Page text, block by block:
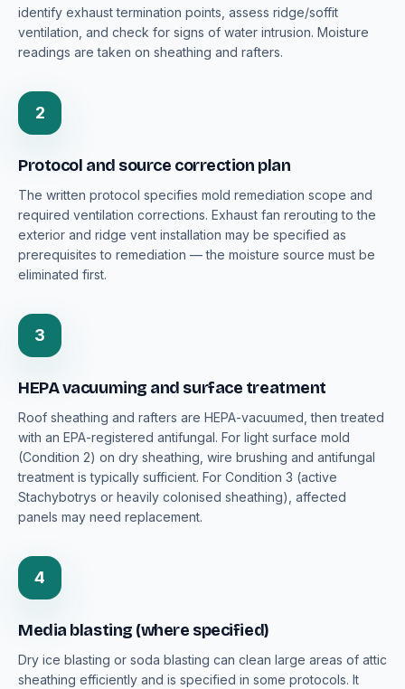
identify exhaust termination points, assess ridge/soffit
ventilation, and check for signs of water intrusion. Moisture
readings are taken on sheathing and rafters.
2
Protocol and source correction plan
The written protocol specifies mold remediation scope and
required ventilation corrections. Exhaust fan rerouting to the
exterior and ridge vent installation may be specified as
prerequisites to remediation — the moisture source must be
eliminated first.
3
HEPA vacuuming and surface treatment
Roof sheathing and rafters are HEPA-vacuumed, then treated
with an EPA-registered antifungal. For light surface mold
(Condition 2) on dry sheathing, wire brushing and antifungal
treatment is typically sufficient. For Condition 3 (active
Stachybotrys or heavily colonised sheathing), affected
panels may need replacement.
4
Media blasting (where specified)
Dry ice blasting or soda blasting can clean large areas of attic
sheathing efficiently and is specified in some protocols. It